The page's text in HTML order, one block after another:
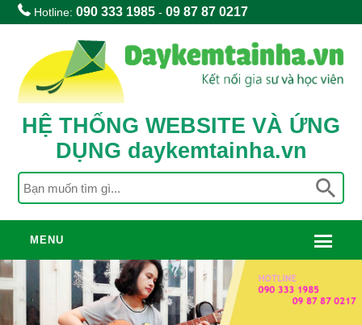
Hotline:090 333 1985 -09 87 87 0217
HỆ THỐNG WEBSITE VÀ ỨNG
DỤNG daykemtainha.vn
MENU